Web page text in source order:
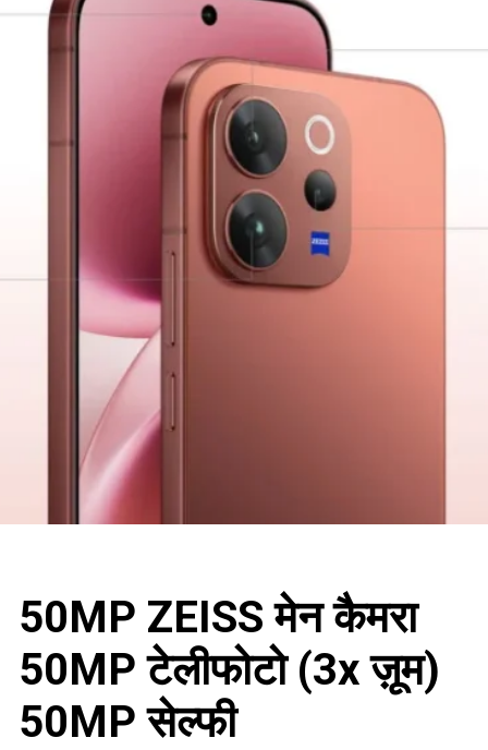
50MP ZEISS मेन कैमरा
50MP टेलीफोटो (3x ज़ूम)
50MP सेल्फी